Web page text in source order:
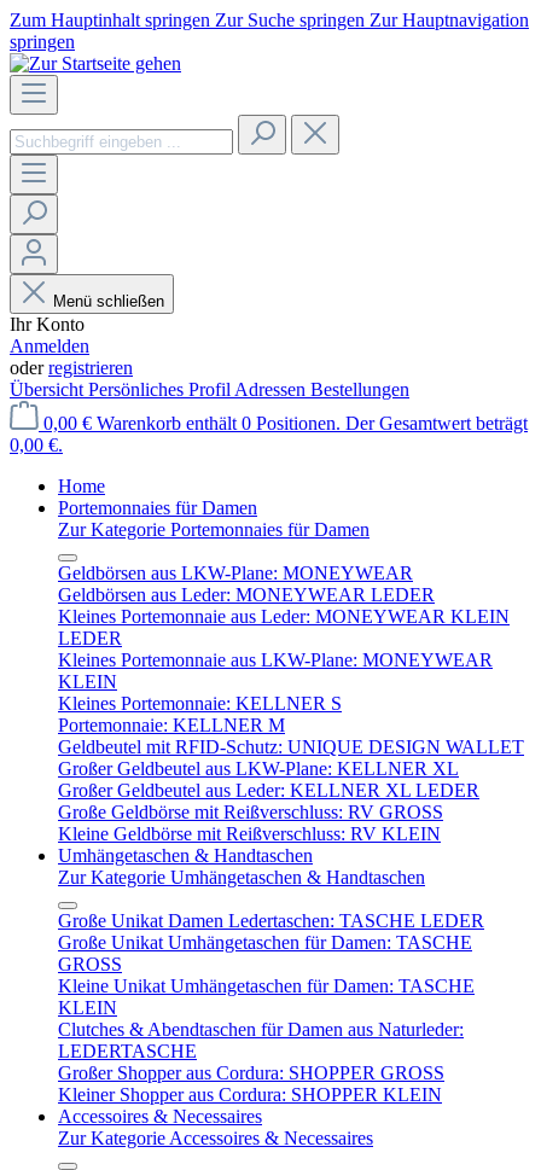
Zum Hauptinhalt springen Zur Suche springen Zur Hauptnavigation
springen
Menü schließen
Ihr Konto
Anmelden
oderregistrieren
Übersicht Persönliches Profil Adressen Bestellungen
0,00 € Warenkorb enthält 0 Positionen. Der Gesamtwert beträgt
0,00 €.
Home
Portemonnaies für Damen
Zur Kategorie Portemonnaies für Damen
Geldbörsen aus LKW-Plane: MONEYWEAR
Geldbörsen aus Leder: MONEYWEAR LEDER
Kleines Portemonnaie aus Leder: MONEYWEAR KLEIN
LEDER
Kleines Portemonnaie aus LKW-Plane: MONEYWEAR
KLEIN
Kleines Portemonnaie: KELLNER S
Portemonnaie: KELLNER M
Geldbeutel mit RFID-Schutz: UNIQUE DESIGN WALLET
Großer Geldbeutel aus LKW-Plane: KELLNER XL
Großer Geldbeutel aus Leder: KELLNER XL LEDER
Große Geldbörse mit Reißverschluss: RV GROSS
Kleine Geldbörse mit Reißverschluss: RV KLEIN
Umhängetaschen & Handtaschen
Zur Kategorie Umhängetaschen & Handtaschen
Große Unikat Damen Ledertaschen: TASCHE LEDER
Große Unikat Umhängetaschen für Damen: TASCHE
GROSS
Kleine Unikat Umhängetaschen für Damen: TASCHE
KLEIN
Clutches & Abendtaschen für Damen aus Naturleder:
LEDERTASCHE
Großer Shopper aus Cordura: SHOPPER GROSS
Kleiner Shopper aus Cordura: SHOPPER KLEIN
Accessoires & Necessaires
Zur Kategorie Accessoires & Necessaires